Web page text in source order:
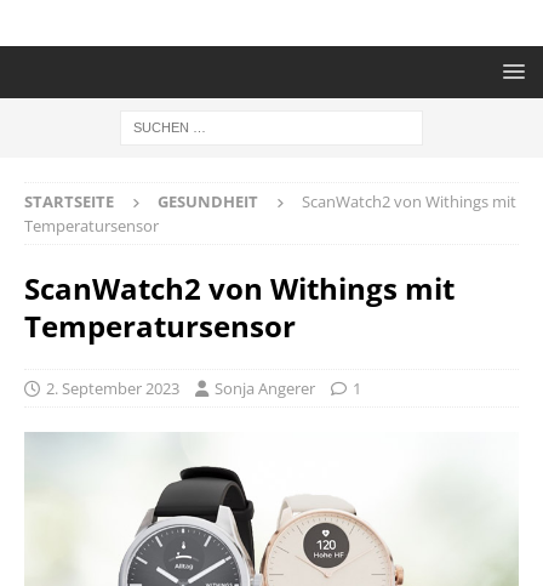
STARTSEITE GESUNDHEIT
ScanWatch2 von Withings mit
Temperatursensor
ScanWatch2 von Withings mit
Temperatursensor
2. September 2023 Sonja Angerer 1